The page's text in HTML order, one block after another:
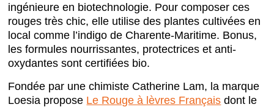
ingénieure en biotechnologie. Pour composer ces
rouges très chic, elle utilise des plantes cultivées en
local comme l’indigo de Charente-Maritime. Bonus,
les formules nourrissantes, protectrices et anti-
oxydantes sont certifiées bio.
Fondée par une chimiste Catherine Lam, la marque
Loesia propose Le Rouge à lèvres Français dont le